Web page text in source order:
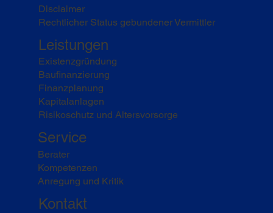
Kontakt
Service
Berater
Kompetenzen
Anregung und Kritik
Leistungen
Existenzgründung
Baufinanzierung
Finanzplanung
Kapitalanlagen
Risikoschutz und Altersvorsorge
Disclaimer
Rechtlicher Status gebundener Vermittler